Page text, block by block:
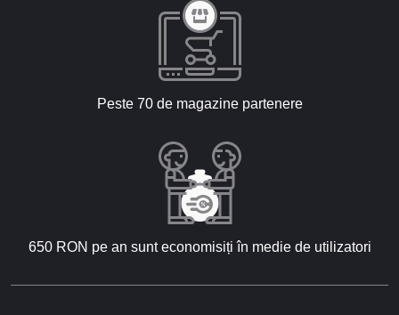
Peste 70 de magazine partenere
650 RON pe an sunt economisiți în medie de utilizatori